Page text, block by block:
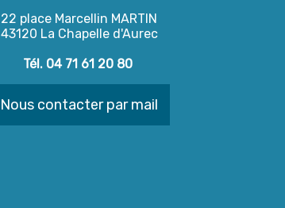
22 place Marcellin MARTIN
43120 La Chapelle d'Aurec
Tél. 04 71 61 20 80
Nous contacter par mail